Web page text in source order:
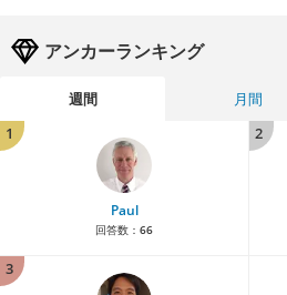
アンカーランキング
週間 月間
1
Paul
回答数： 66
2
3